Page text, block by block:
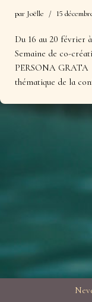
par Joëlle 15
Du 16 au 20 février
Semaine de co-
PERSONA GRATA
thématique de la